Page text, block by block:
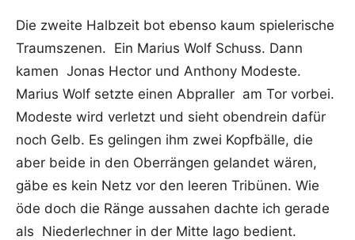
Die zweite Halbzeit bot ebenso kaum spielerische
Traumszenen. Ein Marius Wolf Schuss. Dann
kamen Jonas Hector und Anthony Modeste.
Marius Wolf setzte einen Abpraller am Tor vorbei.
Modeste wird verletzt und sieht obendrein dafür
noch Gelb. Es gelingen ihm zwei Kopfbälle, die
aber beide in den Oberrängen gelandet wären,
gäbe es kein Netz vor den leeren Tribünen. Wie
öde doch die Ränge aussahen dachte ich gerade
als Niederlechner in der Mitte Iago bedient.